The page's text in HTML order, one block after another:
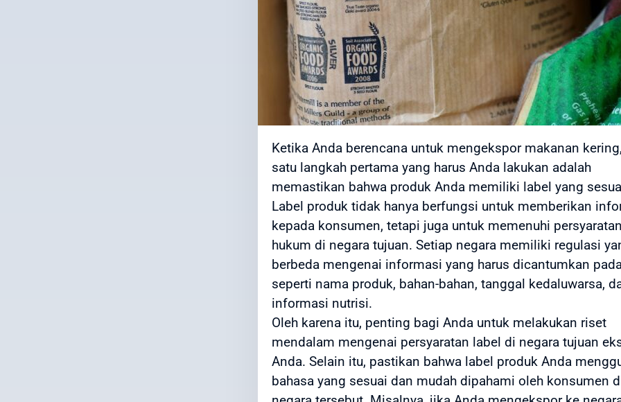
Ketika Anda berencana untuk mengekspor makanan
satu langkah pertama yang harus Anda lakukan adalah
memastikan bahwa produk Anda memiliki label yang
Label produk tidak hanya berfungsi untuk memberikan
kepada konsumen, tetapi juga untuk memenuhi persyaratan
hukum di negara tujuan. Setiap negara memiliki regulasi
berbeda mengenai informasi yang harus dicantumkan
seperti nama produk, bahan-bahan, tanggal kedaluwarsa,
informasi nutrisi.
Oleh karena itu, penting bagi Anda untuk melakukan riset
mendalam mengenai persyaratan label di negara tujuan
Anda. Selain itu, pastikan bahwa label produk Anda
bahasa yang sesuai dan mudah dipahami oleh konsumen